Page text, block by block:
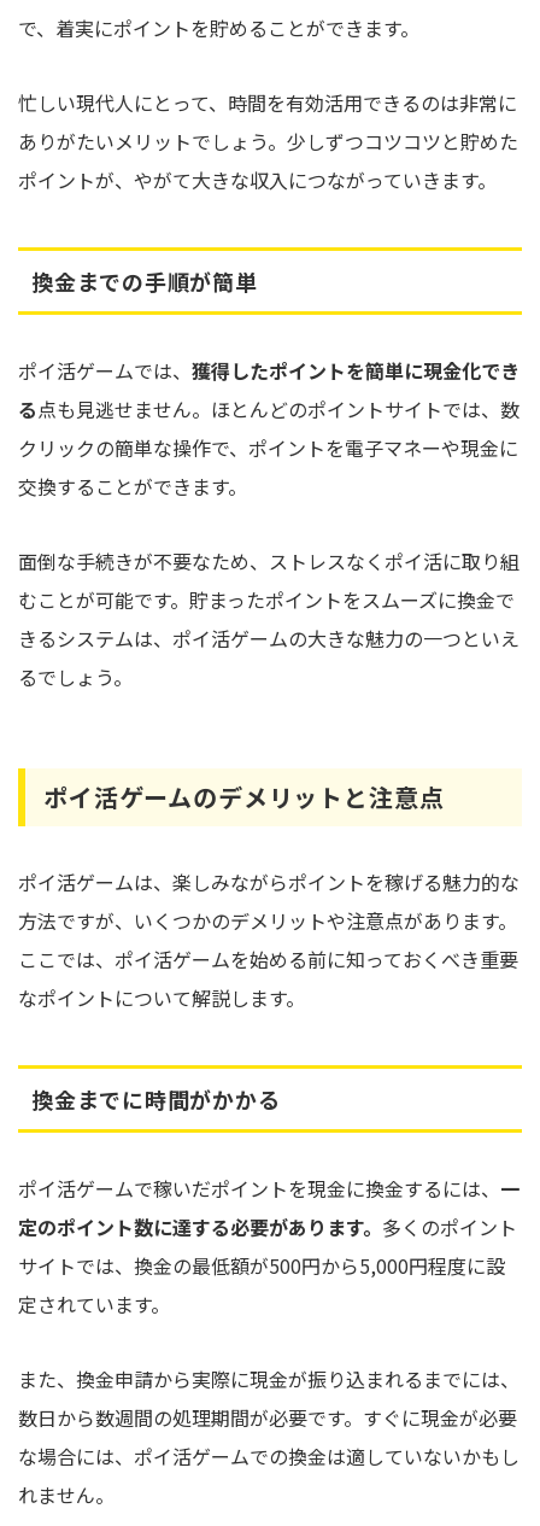
で、着実にポイントを貯めることができます。
忙しい現代人にとって、時間を有効活用できるのは非常に
ありがたいメリットでしょう。少しずつコツコツと貯めた
ポイントが、やがて大きな収入につながっていきます。
換金までの手順が簡単
ポイ活ゲームでは、 獲得したポイントを簡単に現金化でき
る点も見逃せません。ほとんどのポイントサイトでは、数
クリックの簡単な操作で、ポイントを電子マネーや現金に
交換することができます。
面倒な手続きが不要なため、ストレスなくポイ活に取り組
むことが可能です。貯まったポイントをスムーズに換金で
きるシステムは、ポイ活ゲームの大きな魅力の一つといえ
るでしょう。
ポイ活ゲームのデメリットと注意点
ポイ活ゲームは、楽しみながらポイントを稼げる魅力的な
方法ですが、いくつかのデメリットや注意点があります。
ここでは、ポイ活ゲームを始める前に知っておくべき重要
なポイントについて解説します。
換金までに時間がかかる
ポイ活ゲームで稼いだポイントを現金に換金するには、 一
定のポイント数に達する必要があります。 多くのポイント
サイトでは、換金の最低額が500円から5,000円程度に設
定されています。
また、換金申請から実際に現金が振り込まれるまでには、
数日から数週間の処理期間が必要です。すぐに現金が必要
な場合には、ポイ活ゲームでの換金は適していないかもし
れません。